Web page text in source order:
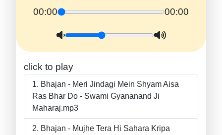
00:00 00:00
click to play
Bhajan - Meri Jindagi Mein Shyam Aisa
Ras Bhar Do - Swami Gyananand Ji
Maharaj.mp3
Bhajan - Mujhe Tera Hi Sahara Kripa